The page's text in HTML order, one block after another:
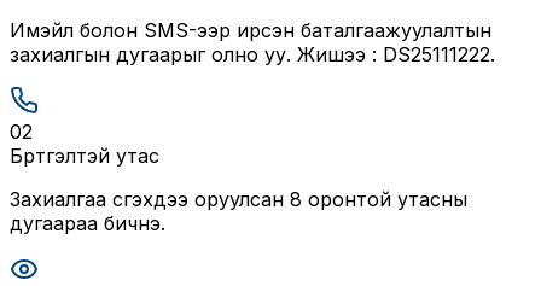
Имэйл болон SMS-ээр ирсэн баталгаажуулалтын
захиалгын дугаарыг олно уу. Жишээ : DS25111222.
02
Бүртгэлтэй утас
Захиалгаа үүсгэхдээ оруулсан 8 оронтой утасны
дугаараа бичнэ.